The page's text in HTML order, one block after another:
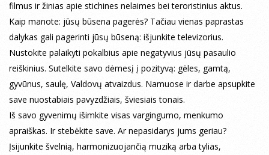
filmus ir žinias apie stichines nelaimes bei teroristinius aktus.
Kaip manote: jūsų būsena pagerės? Tačiau vienas paprastas
dalykas gali pagerinti jūsų būseną: išjunkite televizorius.
Nustokite palaikyti pokalbius apie negatyvius jūsų pasaulio
reiškinius. Sutelkite savo dėmesį į pozityvą: gėles, gamtą,
gyvūnus, saulę, Valdovų atvaizdus. Namuose ir darbe apsupkite
save nuostabiais pavyzdžiais, šviesiais tonais.
Iš savo gyvenimų išimkite visas vargingumo, menkumo
apraiškas. Ir stebėkite save. Ar nepasidarys jums geriau?
Įsijunkite švelnią, harmonizuojančią muziką arba tylias,